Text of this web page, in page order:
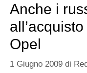
Anche i
Opel
1 Giugno 2009 di